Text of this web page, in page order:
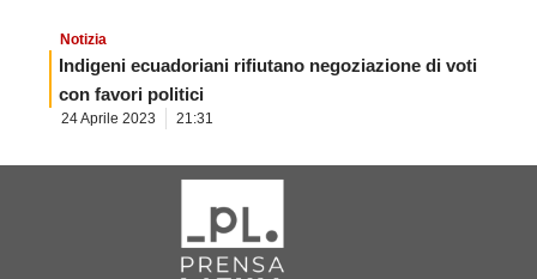
Notizia
Indigeni ecuadoriani rifiutano negoziazione di voti
con favori politici
24 Aprile 2023 21:31